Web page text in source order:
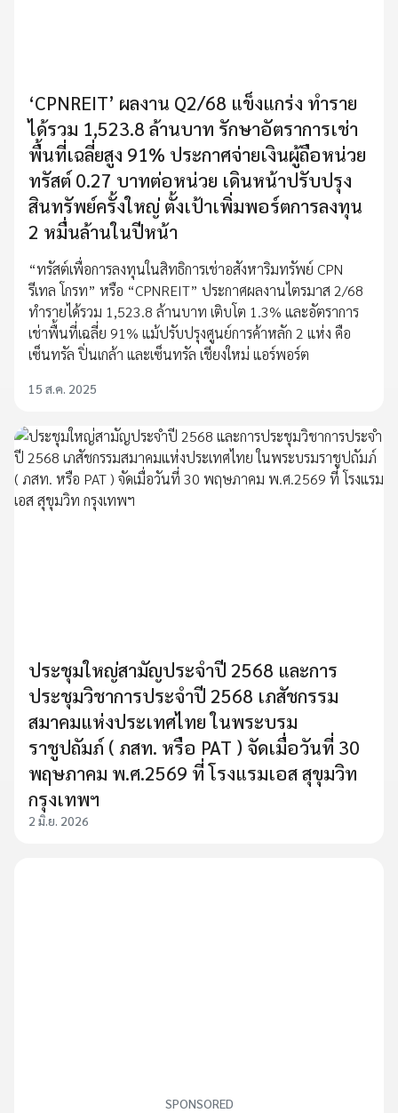
‘CPNREIT’ ผลงาน Q2/68 แข็งแกร่ง ทำราย
ได้รวม 1,523.8 ล้านบาท รักษาอัตราการเช่า
พื้นที่เฉลี่ยสูง 91% ประกาศจ่ายเงินผู้ถือหน่วย
ทรัสต์ 0.27 บาทต่อหน่วย เดินหน้าปรับปรุง
สินทรัพย์ครั้งใหญ่ ตั้งเป้าเพิ่มพอร์ตการลงทุน
2 หมื่นล้านในปีหน้า
“ทรัสต์เพื่อการลงทุนในสิทธิการเช่าอสังหาริมทรัพย์ CPN
รีเทล โกรท” หรือ “CPNREIT” ประกาศผลงานไตรมาส 2/68
ทำรายได้รวม 1,523.8 ล้านบาท เติบโต 1.3% และอัตราการ
เช่าพื้นที่เฉลี่ย 91% แม้ปรับปรุงศูนย์การค้าหลัก 2 แห่ง คือ
เซ็นทรัล ปิ่นเกล้า และเซ็นทรัล เชียงใหม่ แอร์พอร์ต
15 ส.ค. 2025
ประชุมใหญ่สามัญประจำปี 2568 และการ
ประชุมวิชาการประจำปี 2568 เภสัชกรรม
สมาคมแห่งประเทศไทย ในพระบรม
ราชูปถัมภ์ ( ภสท. หรือ PAT ) จัดเมื่อวันที่ 30
พฤษภาคม พ.ศ.2569 ที่ โรงแรมเอส สุขุมวิท
กรุงเทพฯ
2 มิ.ย. 2026
SPONSORED